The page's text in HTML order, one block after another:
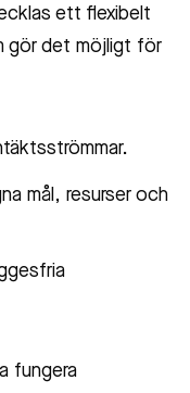
ett flexibelt
gör det möjligt för
mål, resurser och
fungera